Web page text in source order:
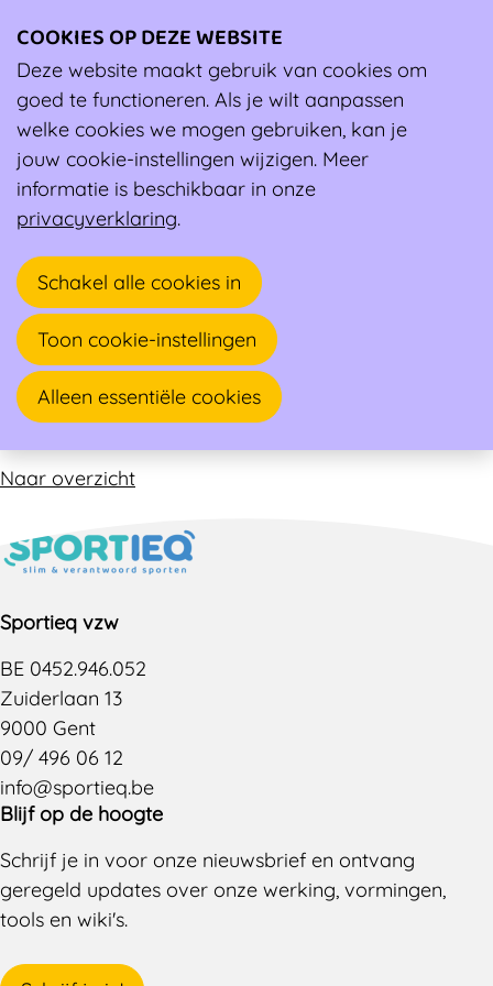
Ambassadeur
Mathias Peeters
Huisarts, Sportarts
Madritten 3
2370 ARENDONK
Sportarts
Naar overzicht
Sportieq vzw
BE 0452.946.052
Zuiderlaan 13
9000 Gent
09/ 496 06 12
info@sportieq.be
Blijf op de hoogte
Schrijf je in voor onze nieuwsbrief en ontvang
geregeld updates over onze werking, vormingen,
tools en wiki's.
COOKIES OP DEZE WEBSITE
Deze website maakt gebruik van cookies om
goed te functioneren. Als je wilt aanpassen
welke cookies we mogen gebruiken, kan je
jouw cookie-instellingen wijzigen. Meer
informatie is beschikbaar in onze
privacyverklaring.
Schakel alle cookies in
Toon cookie-instellingen
Alleen essentiële cookies